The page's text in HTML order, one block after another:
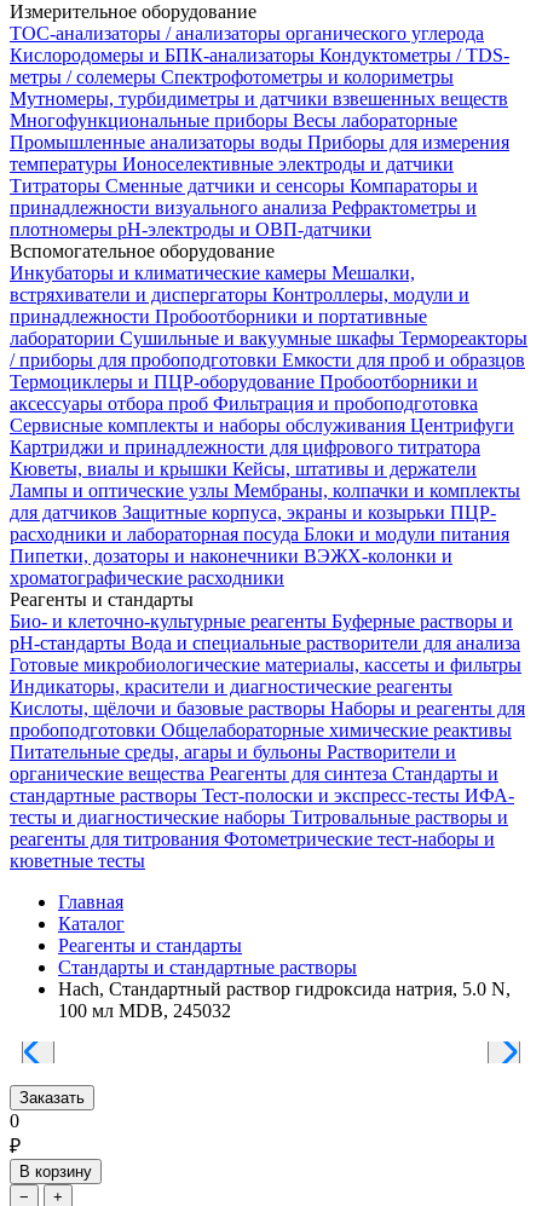
Измерительное оборудование
TOC-анализаторы / анализаторы органического углерода
Кислородомеры и БПК-анализаторы Кондуктометры / TDS-
метры / солемеры Спектрофотометры и колориметры
Мутномеры, турбидиметры и датчики взвешенных веществ
Многофункциональные приборы Весы лабораторные
Промышленные анализаторы воды Приборы для измерения
температуры Ионоселективные электроды и датчики
Титраторы Сменные датчики и сенсоры Компараторы и
принадлежности визуального анализа Рефрактометры и
плотномеры pH-электроды и ОВП-датчики
Вспомогательное оборудование
Инкубаторы и климатические камеры Мешалки,
встряхиватели и диспергаторы Контроллеры, модули и
принадлежности Пробоотборники и портативные
лаборатории Сушильные и вакуумные шкафы Термореакторы
/ приборы для пробоподготовки Емкости для проб и образцов
Термоциклеры и ПЦР-оборудование Пробоотборники и
аксессуары отбора проб Фильтрация и пробоподготовка
Сервисные комплекты и наборы обслуживания Центрифуги
Картриджи и принадлежности для цифрового титратора
Кюветы, виалы и крышки Кейсы, штативы и держатели
Лампы и оптические узлы Мембраны, колпачки и комплекты
для датчиков Защитные корпуса, экраны и козырьки ПЦР-
расходники и лабораторная посуда Блоки и модули питания
Пипетки, дозаторы и наконечники ВЭЖХ-колонки и
хроматографические расходники
Реагенты и стандарты
Био- и клеточно-культурные реагенты Буферные растворы и
pH-стандарты Вода и специальные растворители для анализа
Готовые микробиологические материалы, кассеты и фильтры
Индикаторы, красители и диагностические реагенты
Кислоты, щёлочи и базовые растворы Наборы и реагенты для
пробоподготовки Общелабораторные химические реактивы
Питательные среды, агары и бульоны Растворители и
органические вещества Реагенты для синтеза Стандарты и
стандартные растворы Тест-полоски и экспресс-тесты ИФА-
тесты и диагностические наборы Титровальные растворы и
реагенты для титрования Фотометрические тест-наборы и
кюветные тесты
Главная
Каталог
Реагенты и стандарты
Стандарты и стандартные растворы
Hach, Стандартный раствор гидроксида натрия, 5.0 N,
100 мл MDB, 245032
Заказать
0
₽
В корзину
−
+